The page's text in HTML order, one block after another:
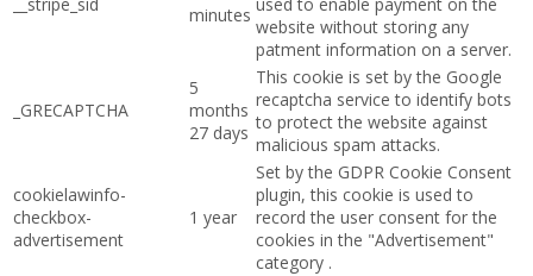
minutes
website without storing any
patment information on a server.
_GRECAPTCHA
5
months
27 days
This cookie is set by the Google
recaptcha service to identify bots
to protect the website against
malicious spam attacks.
cookielawinfo-
checkbox-
advertisement
1 year
Set by the GDPR Cookie Consent
plugin, this cookie is used to
record the user consent for the
cookies in the "Advertisement"
category .